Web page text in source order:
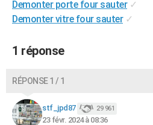
BONS PLANS
Dictionnaire
COPAINS D'AVANT
Demonter porte four sauter ✓
Demonter vitre four sauter ✓
1 réponse
RÉPONSE 1 / 1
stf_jpd87 29 961
23 févr. 2024 à 08:36